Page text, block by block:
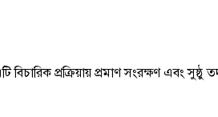
বিচারিক প্রক্রিয়ায় প্রমাণ সংরক্ষণ এবং